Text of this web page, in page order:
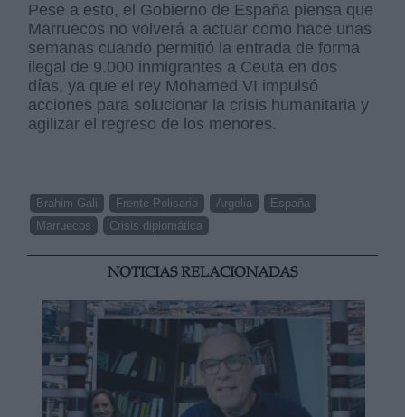
Pese a esto, el Gobierno de España piensa que
Marruecos no volverá a actuar como hace unas
semanas cuando permitió la entrada de forma
ilegal de 9.000 inmigrantes a Ceuta en dos
días, ya que el rey Mohamed VI impulsó
acciones para solucionar la crisis humanitaria y
agilizar el regreso de los menores.
Brahim Gali Frente Polisario Argelia
España
Marruecos
Crisis diplomática
NOTICIAS RELACIONADAS